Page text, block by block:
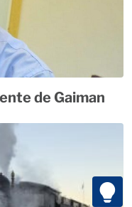
de Gaiman